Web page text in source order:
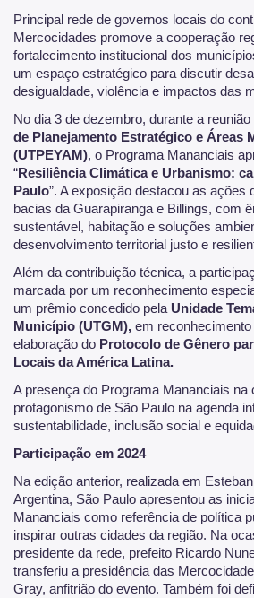
Principal rede de governos locais do
Mercocidades promove a cooperação
fortalecimento institucional dos
um espaço estratégico para discutir
desigualdade, violência e impactos das
No dia 3 de dezembro, durante a reunião
de Planejamento Estratégico e Áreas
(UTPEYAM), o Programa Mananciais
“Resiliência Climática e Urbanismo:
Paulo”. A exposição destacou as ações
bacias da Guarapiranga e Billings, com
sustentável, habitação e soluções
desenvolvimento territorial justo e
Além da contribuição técnica, a
marcada por um reconhecimento
um prêmio concedido pela Unidade
Município (UTGM), em
elaboração do Protocolo de Gênero
Locais da América Latina.
A presença do Programa Mananciais na
protagonismo de São Paulo na agenda
sustentabilidade, inclusão social e
Participação em 2024
Na edição anterior, realizada em
Argentina, São Paulo apresentou as
Mananciais como referência de política
inspirar outras cidades da região. Na
presidente da rede, prefeito Ricardo
transferiu a presidência das
Gray, anfitrião do evento. Também foi